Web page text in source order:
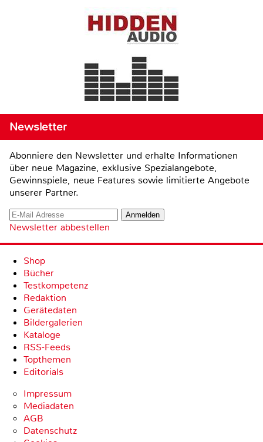
Newsletter
Abonniere den Newsletter und erhalte Informationen
über neue Magazine, exklusive Spezialangebote,
Gewinnspiele, neue Features sowie limitierte Angebote
unserer Partner.
Newsletter abbestellen
Shop
Bücher
Testkompetenz
Redaktion
Gerätedaten
Bildergalerien
Kataloge
RSS-Feeds
Topthemen
Editorials
Impressum
Mediadaten
AGB
Datenschutz